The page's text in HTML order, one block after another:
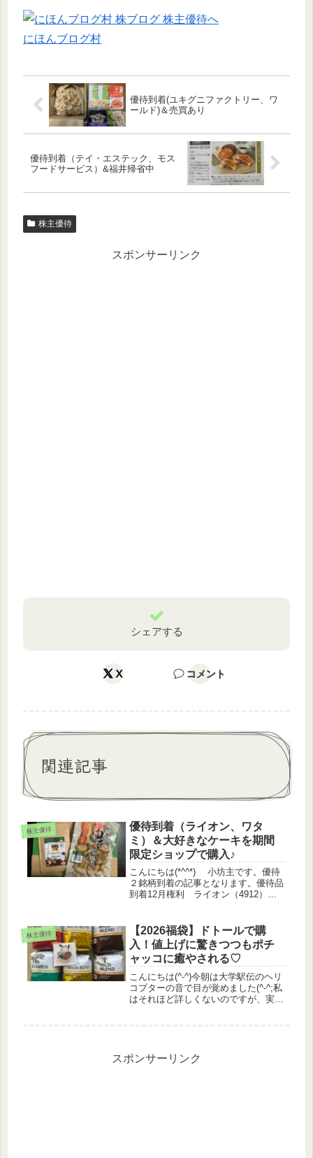
にほんブログ村
優待到着(ユキグニファクトリー、ワ
ールド)＆売買あり
優待到着（テイ・エステック、モス
フードサービス）&福井帰省中
株主優待
スポンサーリンク
シェアする
X コメント
関連記事
株主優待
優待到着（ライオン、ワタ
ミ）＆大好きなケーキを期間
限定ショップで購入♪
こんにちは(*^^*) 小坊主です。優待
２銘柄到着の記事となります。優待品
到着12月権利 ライオン（4912）か
売された商品が中心になっています。
ウエルシアの日に、洗...
株主優待
【2026福袋】ドトールで購
入！値上げに驚きつつもポチ
ャッコに癒やされる♡
こんにちは(^-^)今朝は大学駅伝のヘリ
コプターの音で目が覚めました(^-^;私
はそれほど詳しくないのですが、実家
スポンサーリンク